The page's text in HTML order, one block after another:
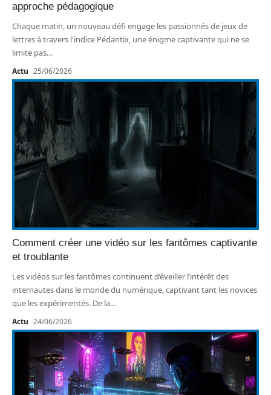
approche pédagogique
Chaque matin, un nouveau défi engage les passionnés de jeux de
lettres à travers l'indice Pédantix, une énigme captivante qui ne se
limite pas…
Actu 25/06/2026
Comment créer une vidéo sur les fantômes captivante
et troublante
Les vidéos sur les fantômes continuent d’éveiller l’intérêt des
internautes dans le monde du numérique, captivant tant les novices
que les expérimentés. De la…
Actu 24/06/2026